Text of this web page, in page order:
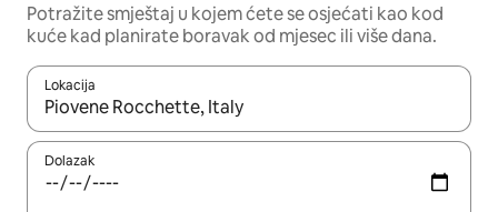
Potražite smještaj u kojem ćete se osjećati kao kod
kuće kad planirate boravak od mjesec ili više dana.
Lokacija
Kada budu dostupni rezultati, moći ćete ih pregledati
Dolazak